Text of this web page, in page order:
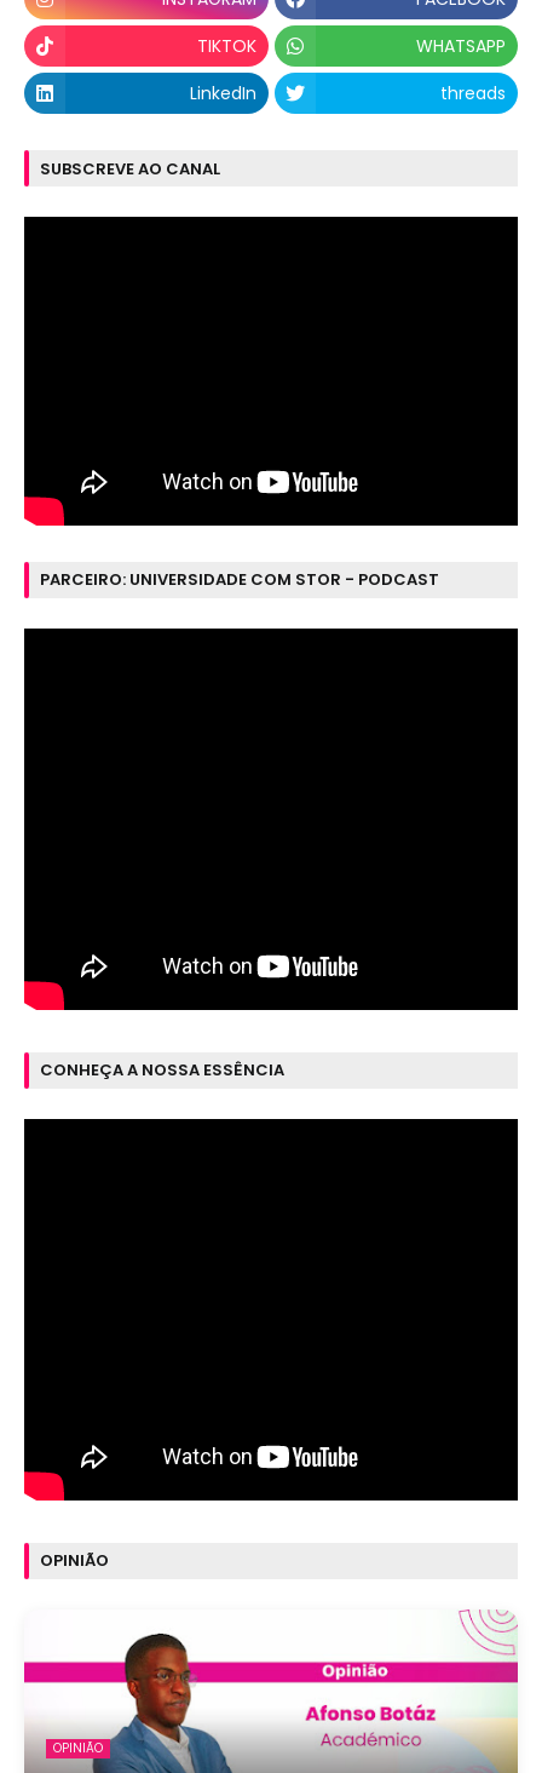
TIKTOK
WHATSAPP
LinkedIn
threads
SUBSCREVE AO CANAL
PARCEIRO: UNIVERSIDADE COM STOR - PODCAST
CONHEÇA A NOSSA ESSÊNCIA
OPINIÃO
OPINIÃO